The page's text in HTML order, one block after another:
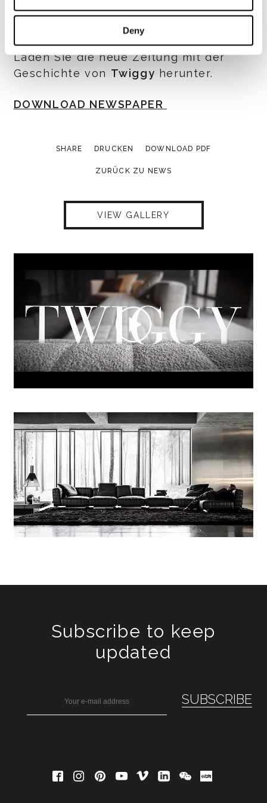
Deny
VIEW GALLERY
Laden Sie die neue Zeitung mit der
Geschichte von Twiggy herunter.
DOWNLOAD NEWSPAPER
SHARE DRUCKEN DOWNLOAD PDF
ZURÜCK ZU NEWS
Subscribe to keep
updated